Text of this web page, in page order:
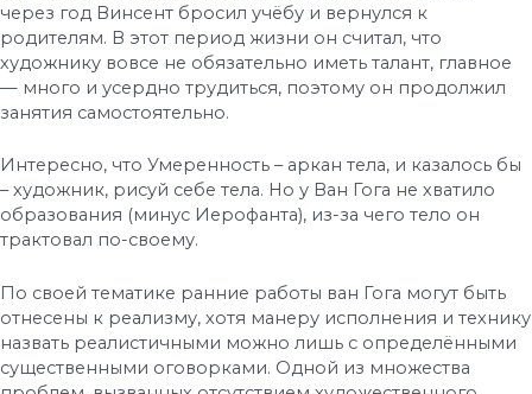
через год Винсент бросил учёбу и вернулся к
родителям. В этот период жизни он считал, что
художнику вовсе не обязательно иметь талант, главное
— много и усердно трудиться, поэтому он продолжил
занятия самостоятельно.
Интересно, что Умеренность – аркан тела, и казалось бы
– художник, рисуй себе тела. Но у Ван Гога не хватило
образования (минус Иерофанта), из-за чего тело он
трактовал по-своему.
По своей тематике ранние работы ван Гога могут быть
отнесены к реализму, хотя манеру исполнения и технику
назвать реалистичными можно лишь с определёнными
существенными оговорками. Одной из множества